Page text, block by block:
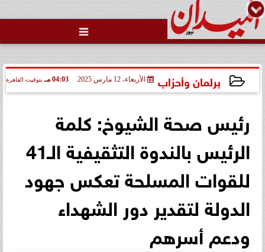

برلمان وأحزاب الأربعاء، 12 مارس 2025 04:03 مـ بتوقيت القاهرة
رئيس صحة الشيوخ: كلمة
الرئيس بالندوة التثقيفية الـ41
للقوات المسلحة تعكس جهود
الدولة لتقدير دور الشهداء
ودعم أسرهم